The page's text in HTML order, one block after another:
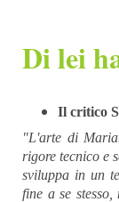
Di lei
Il critico
​"L'arte di
rigore tecnico e
sviluppa in un
fine a se